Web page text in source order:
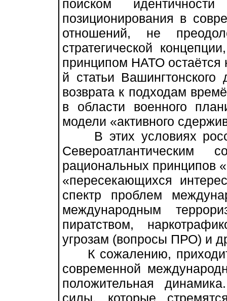
поиском
позиционирования в
отношений, не
стратегической
принципом НАТО остаётся
й статьи Вашингтонского
возврата к подходам
в области военного
модели «активного
В этих условиях
Североатлантическим
рациональных принципов
«пересекающихся
спектр проблем
международным
пиратством,
угрозам (вопросы ПРО) и
К сожалению,
современной
положительная
силы, которые